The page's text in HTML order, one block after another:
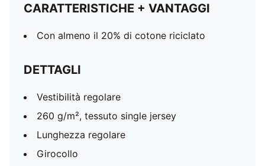
CARATTERISTICHE + VANTAGGI
Con almeno il 20% di cotone riciclato
DETTAGLI
Vestibilità regolare
260 g/m², tessuto single jersey
Lunghezza regolare
Girocollo